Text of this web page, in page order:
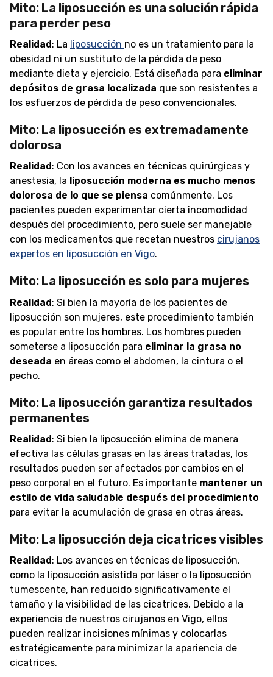
Mito: La liposucción es una solución rápida
para perder peso
Realidad : La liposucción no es un tratamiento para la
obesidad ni un sustituto de la pérdida de peso
mediante dieta y ejercicio. Está diseñada para eliminar
depósitos de grasa localizada que son resistentes a
los esfuerzos de pérdida de peso convencionales.
Mito: La liposucción es extremadamente
dolorosa
Realidad : Con los avances en técnicas quirúrgicas y
anestesia, la liposucción moderna es mucho menos
dolorosa de lo que se piensa comúnmente. Los
pacientes pueden experimentar cierta incomodidad
después del procedimiento, pero suele ser manejable
con los medicamentos que recetan nuestros cirujanos
expertos en liposucción en Vigo.
Mito: La liposucción es solo para mujeres
Realidad: Si bien la mayoría de los pacientes de
liposucción son mujeres, este procedimiento también
es popular entre los hombres. Los hombres pueden
someterse a liposucción para eliminar la grasa no
deseada en áreas como el abdomen, la cintura o el
pecho.
Mito: La liposucción garantiza resultados
permanentes
Realidad: Si bien la liposucción elimina de manera
efectiva las células grasas en las áreas tratadas, los
resultados pueden ser afectados por cambios en el
peso corporal en el futuro. Es importante mantener un
estilo de vida saludable después del procedimiento
para evitar la acumulación de grasa en otras áreas.
Mito: La liposucción deja cicatrices visibles
Realidad: Los avances en técnicas de liposucción,
como la liposucción asistida por láser o la liposucción
tumescente, han reducido significativamente el
tamaño y la visibilidad de las cicatrices. Debido a la
experiencia de nuestros cirujanos en Vigo, ellos
pueden realizar incisiones mínimas y colocarlas
estratégicamente para minimizar la apariencia de
cicatrices.